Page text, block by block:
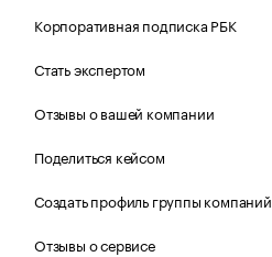
Корпоративная подписка РБК
Стать экспертом
Отзывы о вашей компании
Поделиться кейсом
Создать профиль группы компаний
Отзывы о сервисе